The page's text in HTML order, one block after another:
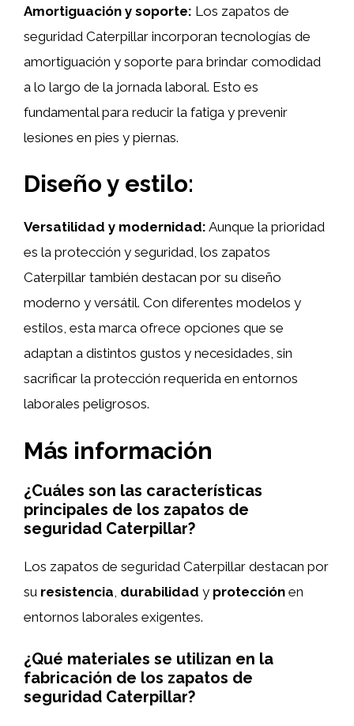
Amortiguación y soporte: Los zapatos de
seguridad Caterpillar incorporan tecnologías de
amortiguación y soporte para brindar comodidad
a lo largo de la jornada laboral. Esto es
fundamental para reducir la fatiga y prevenir
lesiones en pies y piernas.
Diseño y estilo:
Versatilidad y modernidad: Aunque la prioridad
es la protección y seguridad, los zapatos
Caterpillar también destacan por su diseño
moderno y versátil. Con diferentes modelos y
estilos, esta marca ofrece opciones que se
adaptan a distintos gustos y necesidades, sin
sacrificar la protección requerida en entornos
laborales peligrosos.
Más información
¿Cuáles son las características
principales de los zapatos de
seguridad Caterpillar?
Los zapatos de seguridad Caterpillar destacan por
su resistencia durabilidad y protección en
entornos laborales exigentes.
¿Qué materiales se utilizan en la
fabricación de los zapatos de
seguridad Caterpillar?